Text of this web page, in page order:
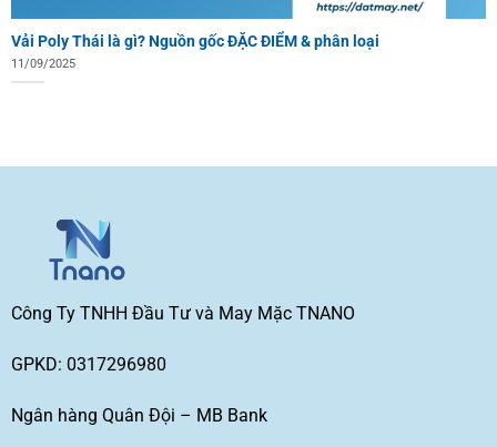
Vải Poly Thái là gì? Nguồn gốc ĐẶC ĐIỂM & phân loại
11/09/2025
Công Ty TNHH Đầu Tư và May Mặc TNANO
GPKD: 0317296980
Ngân hàng Quân Đội – MB Bank